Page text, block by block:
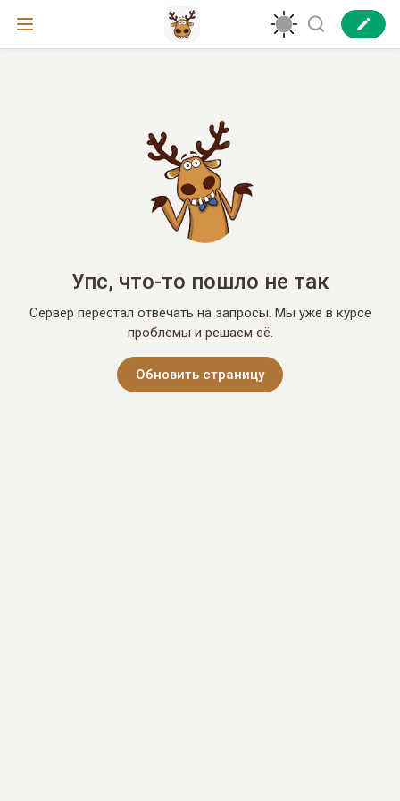
Упс, что-то пошло не так
Сервер перестал отвечать на запросы. Мы уже в курсе
проблемы и решаем её.
Обновить страницу